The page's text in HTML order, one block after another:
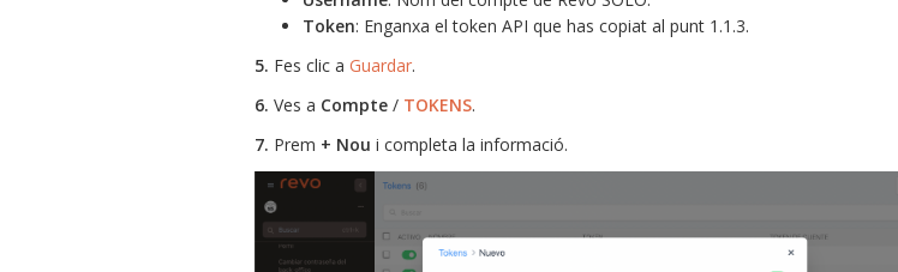
Token: Enganxa el token API que has copiat al punt 1.1.3.
5. Fes clic a Guardar.
6. Ves a Compte / TOKENS.
7. Prem + Nou i completa la informació.